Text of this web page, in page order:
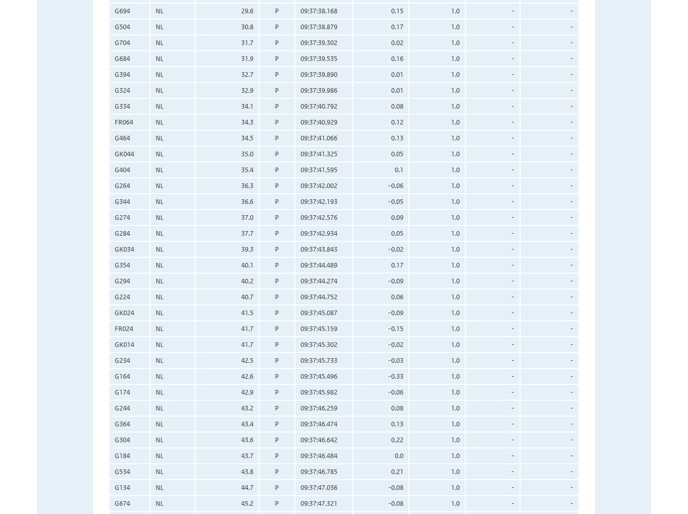
G694
NL 29.6 P 09:37:38.168 0.15 1.0 -
-
G504
NL 30.8 P 09:37:38.879 0.17 1.0 -
-
G704
NL 31.7 P 09:37:39.302 0.02 1.0 -
-
G684
NL 31.9 P 09:37:39.535 0.16 1.0 -
-
G394
NL 32.7 P 09:37:39.890 0.01 1.0 -
-
G324
NL 32.9 P 09:37:39.986 0.01 1.0 -
-
G334
NL 34.1 P 09:37:40.792 0.08 1.0 -
-
FR064
NL 34.3 P 09:37:40.929 0.12 1.0 -
-
G464
NL 34.5 P 09:37:41.066 0.13 1.0 -
-
GK044
NL 35.0 P 09:37:41.325 0.05 1.0 -
-
G404
NL 35.4 P 09:37:41.595 0.1 1.0 -
-
G264
NL 36.3 P 09:37:42.002 -0.06 1.0 -
-
G344
NL 36.6 P 09:37:42.193 -0.05 1.0 -
-
G274
NL 37.0 P 09:37:42.576 0.09 1.0 -
-
G284
NL 37.7 P 09:37:42.934 0.05 1.0 -
-
GK034
NL 39.3 P 09:37:43.843 -0.02 1.0 -
-
G354
NL 40.1 P 09:37:44.489 0.17 1.0 -
-
G294
NL 40.2 P 09:37:44.274 -0.09 1.0 -
-
G224
NL 40.7 P 09:37:44.752 0.06 1.0 -
-
GK024
NL 41.5 P 09:37:45.087 -0.09 1.0 -
-
FR024
NL 41.7 P 09:37:45.159 -0.15 1.0 -
-
GK014
NL 41.7 P 09:37:45.302 -0.02 1.0 -
-
G234
NL 42.5 P 09:37:45.733 -0.03 1.0 -
-
G164
NL 42.6 P 09:37:45.496 -0.33 1.0 -
-
G174
NL 42.9 P 09:37:45.982 -0.06 1.0 -
-
G244
NL 43.2 P 09:37:46.259 0.08 1.0 -
-
G364
NL 43.4 P 09:37:46.474 0.13 1.0 -
-
G304
NL 43.6 P 09:37:46.642 0.22 1.0 -
-
G184
NL 43.7 P 09:37:46.484 0.0 1.0 -
-
G534
NL 43.8 P 09:37:46.785 0.21 1.0 -
-
G134
NL 44.7 P 09:37:47.036 -0.08 1.0 -
-
G674
NL 45.2 P 09:37:47.321 -0.08 1.0 -
-